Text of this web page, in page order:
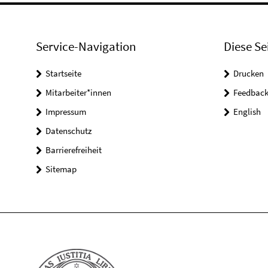
Service-Navigation
Startseite
Mitarbeiter*innen
Impressum
Datenschutz
Barrierefreiheit
Sitemap
Diese
Drucken
Feedback
English